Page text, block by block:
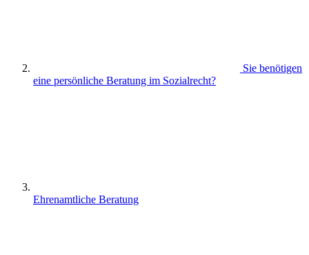
Sie benötigen
eine persönliche Beratung im Sozialrecht?
Ehrenamtliche Beratung